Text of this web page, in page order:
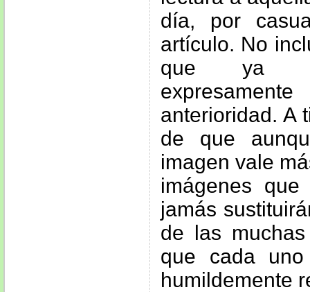
día, por
artículo. No
que ya
anterioridad. A
de que
imagen vale
imágenes
jamás
de las
que cada
humildemente